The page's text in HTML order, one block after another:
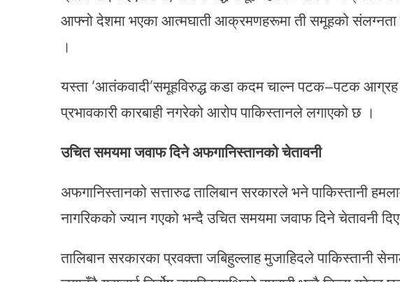
आफ्नो देशमा भएका आत्मघाती आक्रमणहरूमा ती समूहको संलग्नता
।
यस्ता ‘आतंकवादी’समूहविरुद्ध कडा कदम चाल्न पटक–पटक आग्रह
प्रभावकारी कारबाही नगरेको आरोप पाकिस्तानले लगाएको छ ।
उचित समयमा जवाफ दिने अफगानिस्तानको चेतावनी
अफगानिस्तानको सत्तारुढ तालिबान सरकारले भने पाकिस्तानी
नागरिकको ज्यान गएको भन्दै उचित समयमा जवाफ दिने चेतावनी
तालिबान सरकारका प्रवक्ता जबिहुल्लाह मुजाहिदले पाकिस्तानी